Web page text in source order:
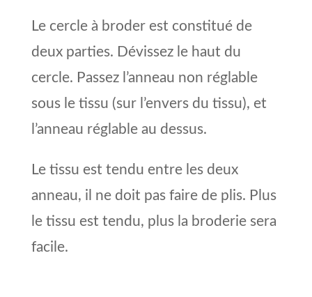
Le cercle à broder est constitué de
deux parties. Dévissez le haut du
cercle. Passez l’anneau non réglable
sous le tissu (sur l’envers du tissu), et
l’anneau réglable au dessus.
Le tissu est tendu entre les deux
anneau, il ne doit pas faire de plis. Plus
le tissu est tendu, plus la broderie sera
facile.